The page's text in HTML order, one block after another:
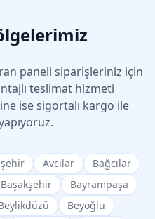
paneli siparişleriniz için
teslimat hizmeti
ise sigortalı kargo ile
Avcılar
Bağcılar
Başakşehir
Bayrampaşa
Beyoğlu